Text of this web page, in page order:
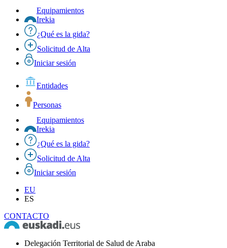
Equipamientos
Irekia
¿Qué es la gida?
Solicitud de Alta
Iniciar sesión
Entidades
Personas
Equipamientos
Irekia
¿Qué es la gida?
Solicitud de Alta
Iniciar sesión
EU
ES
CONTACTO
Delegación Territorial de Salud de Araba